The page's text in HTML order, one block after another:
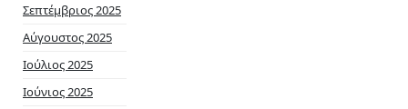
Σεπτέμβριος 2025
Αύγουστος 2025
Ιούλιος 2025
Ιούνιος 2025